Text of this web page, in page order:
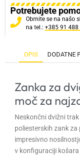
Potrebujete
Obrnite se na našo
na tel.: +385 91 488
OPIS DODATNE
Zanka za
moč za
Neskončni dvižni
poliesterskih zank
impresivno
v konfiguraciji